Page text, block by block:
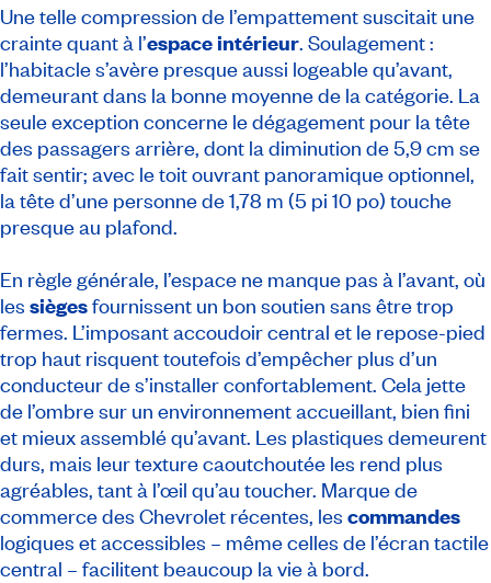
Une telle compression de l’empattement suscitait une
crainte quant à l’espace intérieur. Soulagement :
l’habitacle s’avère presque aussi logeable qu’avant,
demeurant dans la bonne moyenne de la catégorie. La
seule exception concerne le dégagement pour la tête
des passagers arrière, dont la diminution de 5,9 cm se
fait sentir; avec le toit ouvrant panoramique optionnel,
la tête d’une personne de 1,78 m (5 pi 10 po) touche
presque au plafond.
En règle générale, l’espace ne manque pas à l’avant, où
les siègesfournissent un bon soutien sans être trop
fermes. L’imposant accoudoir central et le repose-pied
trop haut risquent toutefois d’empêcher plus d’un
conducteur de s’installer confortablement. Cela jette
de l’ombre sur un environnement accueillant, bien fini
et mieux assemblé qu’avant. Les plastiques demeurent
durs, mais leur texture caoutchoutée les rend plus
agréables, tant à l’œil qu’au toucher. Marque de
commerce des Chevrolet récentes, les commandes
logiques et accessibles – même celles de l’écran tactile
central – facilitent beaucoup la vie à bord.